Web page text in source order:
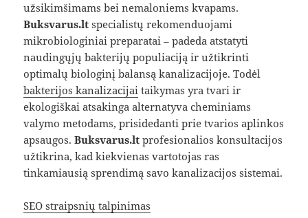
užsikimšimams bei nemaloniems kvapams.
Buksvarus.lt specialistų rekomenduojami
mikrobiologiniai preparatai – padeda atstatyti
naudingųjų bakterijų populiaciją ir užtikrinti
optimalų biologinį balansą kanalizacijoje. Todėl
bakterijos kanalizacijai taikymas yra tvari ir
ekologiškai atsakinga alternatyva cheminiams
valymo metodams, prisidedanti prie tvarios aplinkos
apsaugos.Buksvarus.lt profesionalios konsultacijos
užtikrina, kad kiekvienas vartotojas ras
tinkamiausią sprendimą savo kanalizacijos sistemai.
SEO straipsnių talpinimas